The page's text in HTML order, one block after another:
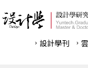
設計學刊